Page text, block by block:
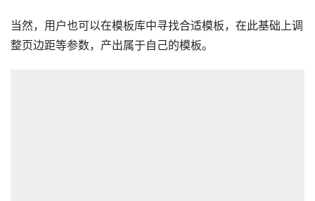
当然，用户也可以在模板库中寻找合适模板，在此基础上调
整页边距等参数，产出属于自己的模板。